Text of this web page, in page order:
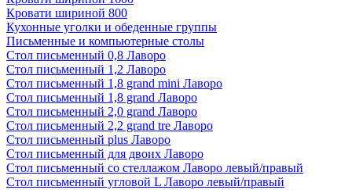
Кровати шириной 800
Кухонные уголки и обеденные группы
Письменные и компьютерные столы
Стол письменный 0,8 Лаворо
Стол письменный 1,2 Лаворо
Стол письменный 1,8 grand mini Лаворо
Стол письменный 1,8 grand Лаворо
Стол письменный 2,0 grand Лаворо
Стол письменный 2,2 grand tre Лаворо
Стол письменный plus Лаворо
Стол письменный для двоих Лаворо
Стол письменный со стеллажом Лаворо левый/правый
Стол письменный угловой L Лаворо левый/правый